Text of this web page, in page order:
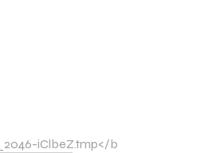
iClbeZ.tmp</b